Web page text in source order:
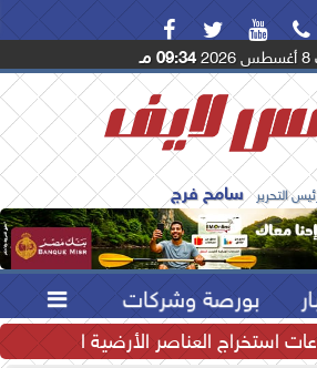
   
09:34 مـ
التحرير سامح فرج
بورصة وشركات 
استخراج العناصر الأرضية النادرة